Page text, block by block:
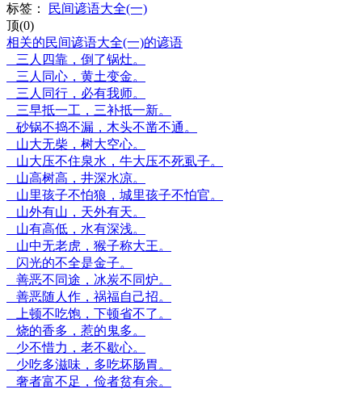
标签：
民间谚语大全(一)
顶(0)
相关的民间谚语大全(一)的谚语
三人四靠，倒了锅灶。
三人同心，黄土变金。
三人同行，必有我师。
三早抵一工，三补抵一新。
砂锅不捣不漏，木头不凿不通。
山大无柴，树大空心。
山大压不住泉水，牛大压不死虱子。
山高树高，井深水凉。
山里孩子不怕狼，城里孩子不怕官。
山外有山，天外有天。
山有高低，水有深浅。
山中无老虎，猴子称大王。
闪光的不全是金子。
善恶不同途，冰炭不同炉。
善恶随人作，祸福自己招。
上顿不吃饱，下顿省不了。
烧的香多，惹的鬼多。
少不惜力，老不歇心。
少吃多滋味，多吃坏肠胃。
奢者富不足，俭者贫有余。